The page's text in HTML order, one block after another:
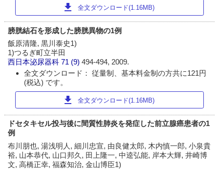
download 全文ダウンロード(1.16MB)
膀胱結石を形成した膀胱異物の1例
飯原清隆, 黒川泰史1)
1)つるぎ町立半田
西日本泌尿器科 71 (9)494-494, 2009.
全文ダウンロード： 従量制、基本料金制の方共に121円
(税込) です。
download 全文ダウンロード(1.16MB)
ドセタキセル投与後に間質性肺炎を発症した前立腺癌患者の1
例
布川朋也, 湯浅明人, 細川忠宣, 由良健太郎, 木内慎一郎, 小泉貴
裕, 山本恭代, 山口邦久, 田上隆一, 中逵弘能, 岸本大輝, 井崎博
文, 高橋正幸, 福森知治, 金山博臣1)